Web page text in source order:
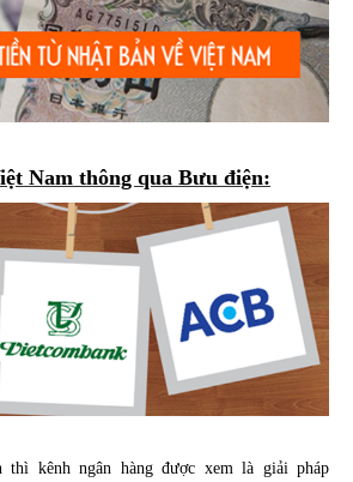
Nam thông qua Bưu điện:
thì kênh ngân hàng được xem là giải pháp